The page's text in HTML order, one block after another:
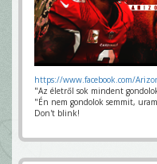
https://www.facebook.com/
"Az életről sok mindent
"Én nem gondolok semmit,
Don't blink!